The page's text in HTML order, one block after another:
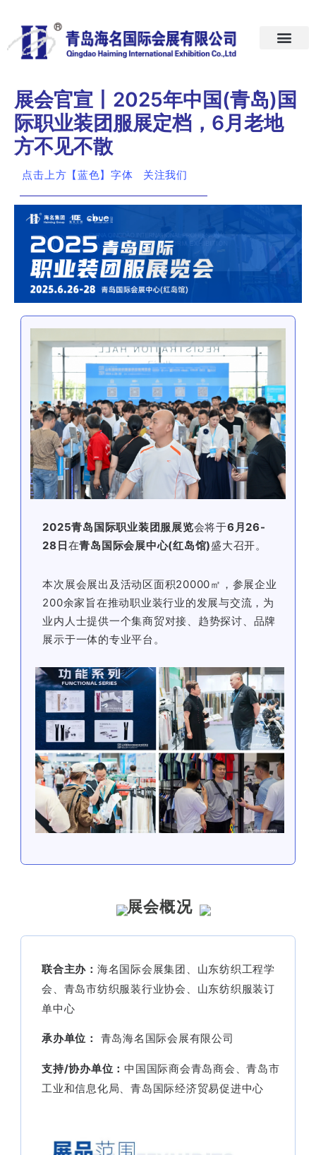
展会官宣丨2025年中国(青岛)国
际职业装团服展定档，6月老地
方不见不散
点击上方【蓝色】字体 关注我们
2025青岛国际职业装团服展览会将于6月26-
28日在青岛国际会展中心(红岛馆)盛大召开。
本次展会展出及活动区面积20000㎡，参展企业
200余家旨在推动职业装行业的发展与交流，为
业内人士提供一个集商贸对接、趋势探讨、品牌
展示于一体的专业平台。
展会概况
联合主办： 海名国际会展集团、山东纺织工程学
会、青岛市纺织服装行业协会、山东纺织服装订
单中心
承办单位： 青岛海名国际会展有限公司
支持/协办单位： 中国国际商会青岛商会、青岛市
工业和信息化局、青岛国际经济贸易促进中心